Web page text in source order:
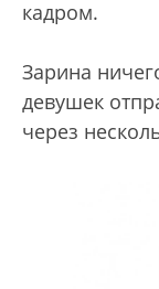
кадром.
Зарина
девушек
через